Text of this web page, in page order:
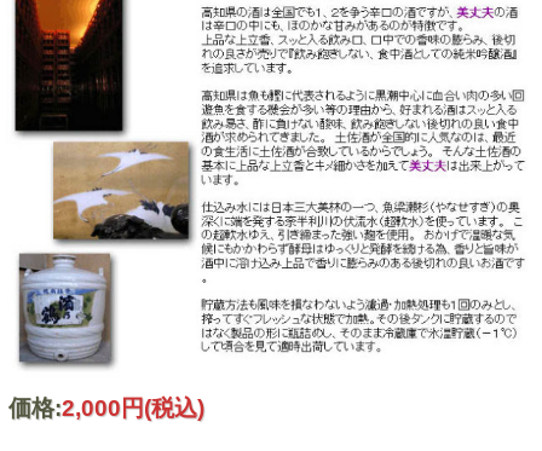
価格:2,000円(税込)